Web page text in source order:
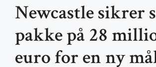
Newcastle sikrer
pakke på 28
euro for en ny